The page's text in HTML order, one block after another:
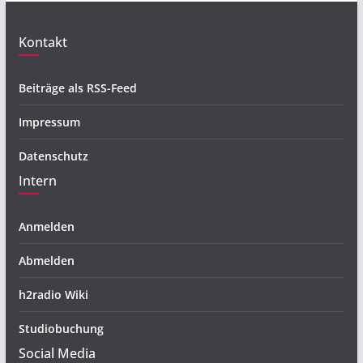
Kontakt
Beiträge als RSS-Feed
Impressum
Datenschutz
Intern
Anmelden
Abmelden
h2radio Wiki
Studiobuchung
Social Media